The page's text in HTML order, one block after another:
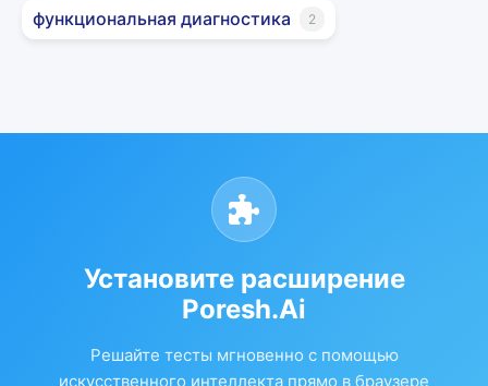
функциональная диагностика 2
Установите расширение
Poresh.Ai
Решайте тесты мгновенно с помощью
искусственного интеллекта прямо в браузере